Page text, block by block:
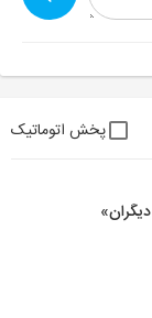
پخش اتوماتیک